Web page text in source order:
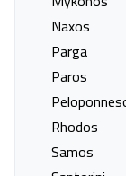
Naxos
Parga
Paros
Rhodos
Samos